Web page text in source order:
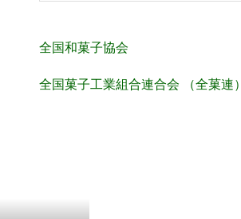
全国和菓子協会
全国菓子工業組合連合会 （全菓連）